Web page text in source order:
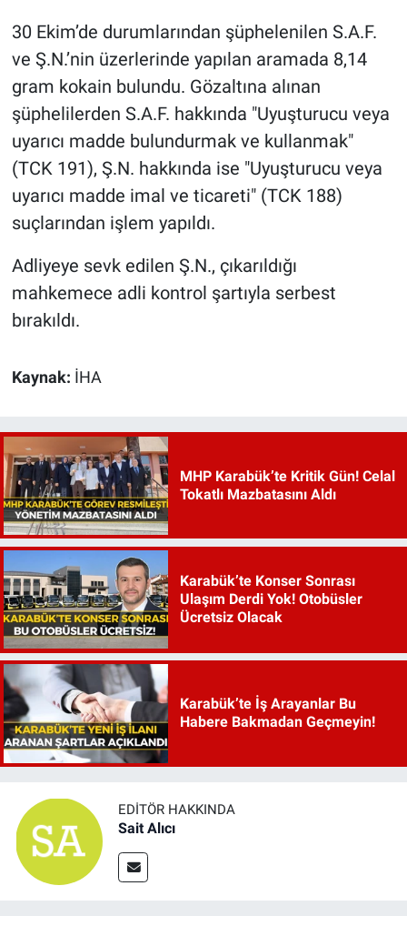
30 Ekim’de durumlarından şüphelenilen S.A.F.
ve Ş.N.’nin üzerlerinde yapılan aramada 8,14
gram kokain bulundu. Gözaltına alınan
şüphelilerden S.A.F. hakkında "Uyuşturucu veya
uyarıcı madde bulundurmak ve kullanmak"
(TCK 191), Ş.N. hakkında ise "Uyuşturucu veya
uyarıcı madde imal ve ticareti" (TCK 188)
suçlarından işlem yapıldı.
Adliyeye sevk edilen Ş.N., çıkarıldığı
mahkemece adli kontrol şartıyla serbest
bırakıldı.
Kaynak: İHA
MHP Karabük’te Kritik Gün! Celal
Tokatlı Mazbatasını Aldı
Karabük’te Konser Sonrası
Ulaşım Derdi Yok! Otobüsler
Ücretsiz Olacak
Karabük’te İş Arayanlar Bu
Habere Bakmadan Geçmeyin!
EDITÖR HAKKINDA
Sait Alıcı